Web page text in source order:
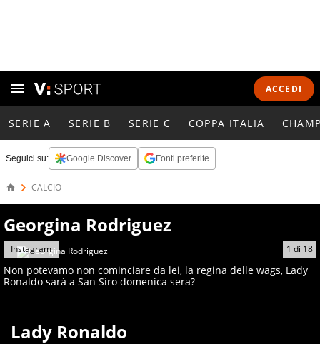
ACCEDI
SERIE A SERIE B SERIE C COPPA ITALIA
Seguici su: Google Discover Fonti preferite
CALCIO
Georgina Rodriguez
1 di 18
Instagram
Non potevamo non cominciare da lei, la regina delle wags, Lady
Ronaldo sarà a San Siro domenica sera?
Lady Ronaldo